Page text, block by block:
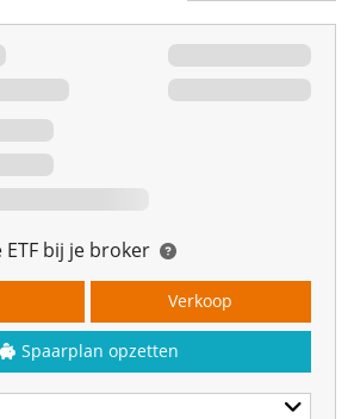
bij je broker
Verkoop
Spaarplan opzetten